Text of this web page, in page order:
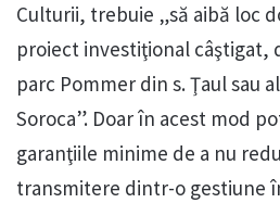
Culturii, trebuie „să aibă loc
proiect investiţional câştigat,
parc Pommer din s. Ţaul sau
Soroca”. Doar în acest mod
garanţiile minime de a nu
transmitere dintr-o gestiune